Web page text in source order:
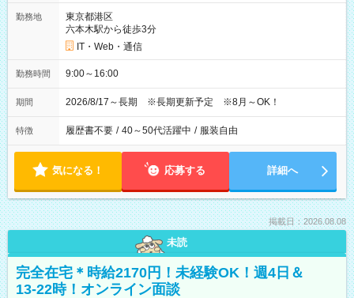
勤務地
東京都港区
六本木駅から徒歩3分
IT・Web・通信
勤務時間 9:00～16:00
期間 2026/8/17～長期 ※長期更新予定 ※8月～OK！
特徴 履歴書不要 / 40～50代活躍中 / 服装自由
気になる！ 応募する 詳細へ
掲載日：2026.08.08
未読
完全在宅＊時給2170円！未経験OK！週4日＆
13-22時！オンライン面談